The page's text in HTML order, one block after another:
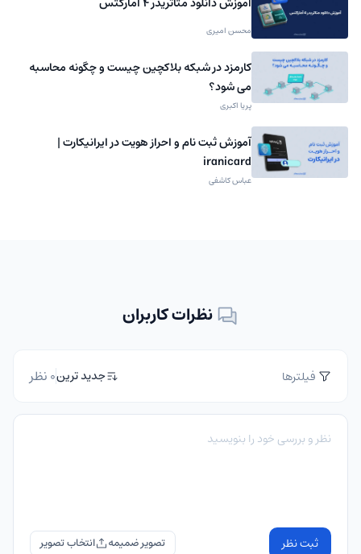
محسن امیری
کارمزد در شبکه بلاکچین چیست و چگونه محاسبه
می شود؟
پریا اکبری
آموزش ثبت نام و احراز هویت در ایرانیکارت |
iranicard
عباس کاشفی
نظرات کاربران
فیلترها جدید ترین0 نظر
ثبت نظر تصویر ضمیمه